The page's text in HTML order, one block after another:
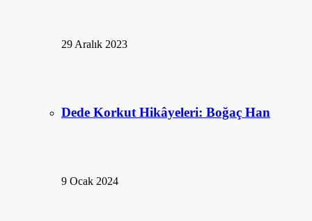
29 Aralık 2023
Dede Korkut Hikâyeleri: Boğaç Han
9 Ocak 2024